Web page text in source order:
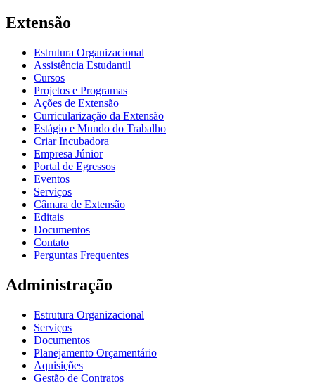
Extensão
Estrutura Organizacional
Assistência Estudantil
Cursos
Projetos e Programas
Ações de Extensão
Curricularização da Extensão
Estágio e Mundo do Trabalho
Criar Incubadora
Empresa Júnior
Portal de Egressos
Eventos
Serviços
Câmara de Extensão
Editais
Documentos
Contato
Perguntas Frequentes
Administração
Estrutura Organizacional
Serviços
Documentos
Planejamento Orçamentário
Aquisições
Gestão de Contratos